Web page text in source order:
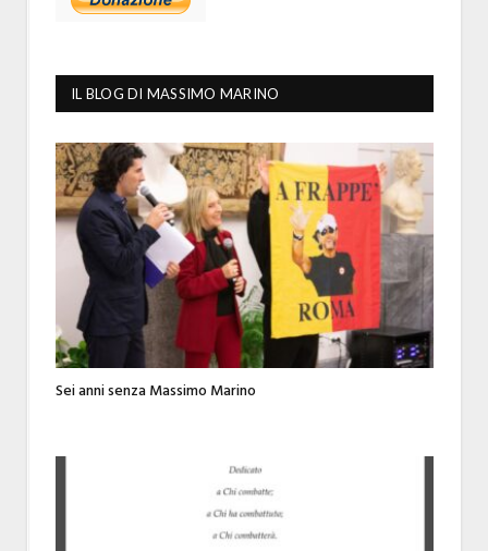
IL BLOG DI MASSIMO MARINO
Sei anni senza Massimo Marino